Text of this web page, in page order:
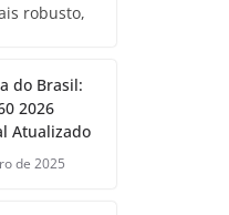
robusto,
do Brasil:
2026
Atualizado
de 2025